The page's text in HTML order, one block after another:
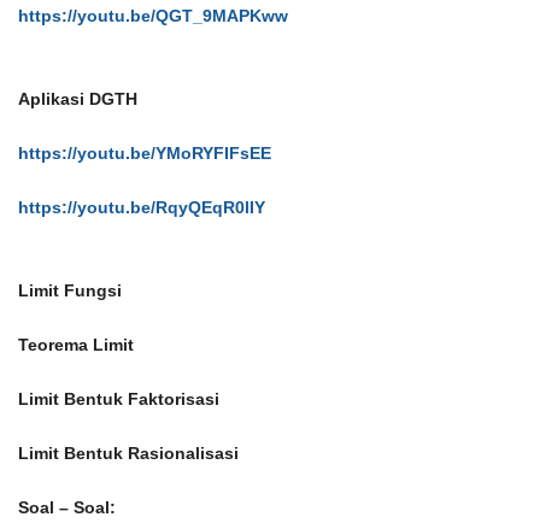
https://youtu.be/QGT_9MAPKww
Aplikasi DGTH
https://youtu.be/YMoRYFIFsEE
https://youtu.be/RqyQEqR0lIY
Limit Fungsi
Teorema Limit
Limit Bentuk Faktorisasi
Limit Bentuk Rasionalisasi
Soal – Soal: